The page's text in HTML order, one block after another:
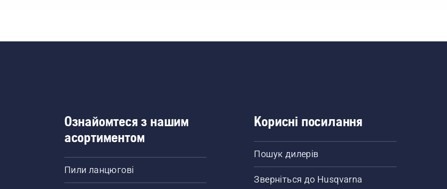
Ознайомтеся з нашим
асортиментом
Пили ланцюгові
Корисні посилання
Пошук дилерів
Зверніться до Husqvarna